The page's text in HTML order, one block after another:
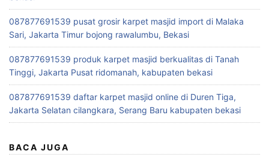
087877691539 pusat grosir karpet masjid import di Malaka
Sari, Jakarta Timur bojong rawalumbu, Bekasi
087877691539 produk karpet masjid berkualitas di Tanah
Tinggi, Jakarta Pusat ridomanah, kabupaten bekasi
087877691539 daftar karpet masjid online di Duren Tiga,
Jakarta Selatan cilangkara, Serang Baru kabupaten bekasi
BACA JUGA